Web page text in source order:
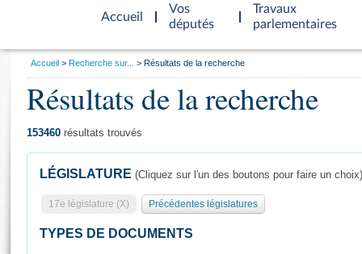
Accueil
d'accueil
Vos
députés
Travaux
parlementaires
Présidence
Séance publique
Général
Rôle et pouvoirs de l'Assemblée
Visiter l'Assemblée
Vous
Accueil Recherche sur... Résultats de la recherche
Résultats de la recherche
153460 résultats trouvés
LÉGISLATURE (Cliquez sur l'un des boutons pour faire un choix)
17e législature (X) Précédentes législatures
TYPES DE DOCUMENTS